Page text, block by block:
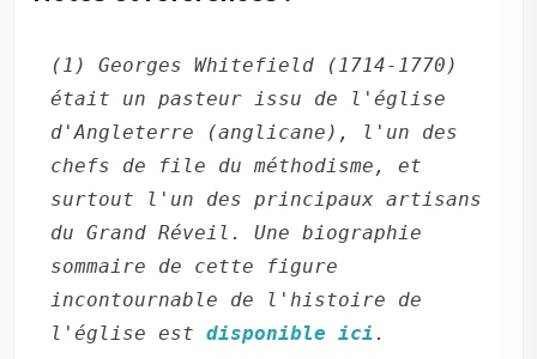
(1) Georges Whitefield (1714-1770)
était un pasteur issu de l'église
d'Angleterre (anglicane), l'un des
chefs de file du méthodisme, et
surtout l'un des principaux artisans
du Grand Réveil. Une biographie
sommaire de cette figure
incontournable de l'histoire de
l'église est disponible ici .